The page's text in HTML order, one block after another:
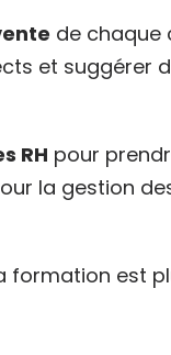
de chaque
et suggérer
RH pour
la gestion
formation est